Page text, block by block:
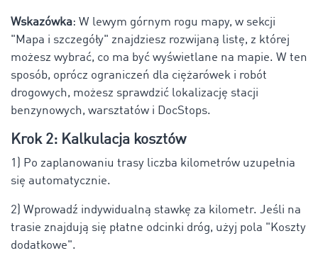
Wskazówka: W lewym górnym rogu mapy, w sekcji
"Mapa i szczegóły" znajdziesz rozwijaną listę, z której
możesz wybrać, co ma być wyświetlane na mapie. W ten
sposób, oprócz ograniczeń dla ciężarówek i robót
drogowych, możesz sprawdzić lokalizację stacji
benzynowych, warsztatów i DocStops.
Krok 2: Kalkulacja kosztów
1) Po zaplanowaniu trasy liczba kilometrów uzupełnia
się automatycznie.
2) Wprowadź indywidualną stawkę za kilometr. Jeśli na
trasie znajdują się płatne odcinki dróg, użyj pola "Koszty
dodatkowe".